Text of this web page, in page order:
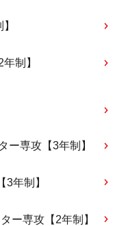
制】
ー専攻【3年制】
年制】
ー専攻【2年制】